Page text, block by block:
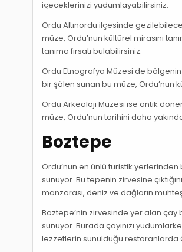
içeceklerinizi yudumlayabilirsiniz.
Ordu Altınordu ilçesinde
müze, Ordu’nun kültürel mirasını
tanıma fırsatı bulabilirsiniz.
Ordu Etnografya Müzesi de
bir şölen sunan bu müze, Ordu’nun
Ordu Arkeoloji Müzesi ise antik
müze, Ordu’nun tarihini daha
Boztepe
Ordu’nun en ünlü turistik
sunuyor. Bu tepenin zirvesine
manzarası, deniz ve dağların
Boztepe’nin zirvesinde yer alan çay
sunuyor. Burada çayınızı
lezzetlerin sunulduğu restoranlarda